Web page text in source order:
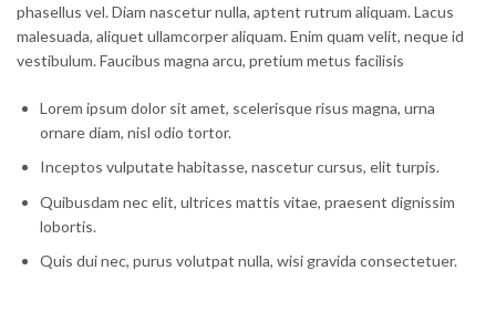
phasellus vel. Diam nascetur nulla, aptent rutrum aliquam. Lacus
malesuada, aliquet ullamcorper aliquam. Enim quam velit, neque id
vestibulum. Faucibus magna arcu, pretium metus facilisis
Lorem ipsum dolor sit amet, scelerisque risus magna, urna
ornare diam, nisl odio tortor.
Inceptos vulputate habitasse, nascetur cursus, elit turpis.
Quibusdam nec elit, ultrices mattis vitae, praesent dignissim
lobortis.
Quis dui nec, purus volutpat nulla, wisi gravida consectetuer.